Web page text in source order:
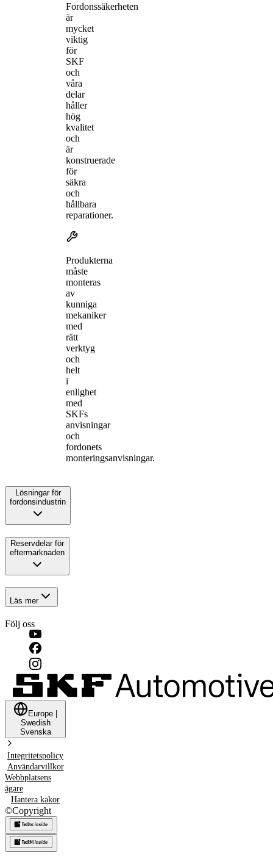
Fordonssäkerheten
är
mycket
viktig
för
SKF
och
våra
delar
håller
hög
kvalitet
och
är
konstruerade
för
säkra
och
hållbara
reparationer.
Produkterna
måste
monteras
av
kunniga
mekaniker
med
rätt
verktyg
och
helt
i
enlighet
med
SKFs
anvisningar
och
fordonets
monteringsanvisningar.
Lösningar för
fordonsindustrin
Reservdelar för
eftermarknaden
Läs mer
Följ oss
Europe
Swedish
Svenska
Integritetspolicy
Användarvillkor
Webbplatsens
ägare
Hantera kakor
©Copyright